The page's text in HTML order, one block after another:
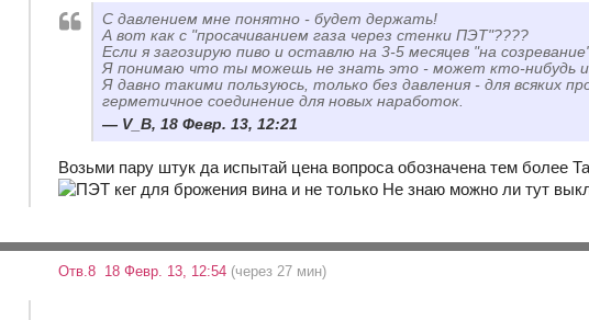
С давлением мне понятно - будет держать!
А вот как с "просачиванием газа через стенки ПЭТ"????
Если я загозирую пиво и оставлю на 3-5 месяцев "на
Я понимаю что ты можешь не знать это - может кто-нибудь
Я давно такими пользуюсь, только без давления - для
герметичное соединение для новых наработок.
V_B, 18 Февр. 13, 12:21
Возьми пару штук да испытай цена вопроса обозначена тем более
Не знаю можно ли тут
Отв.8 18 Февр. 13, 12:54 (через 27 мин)